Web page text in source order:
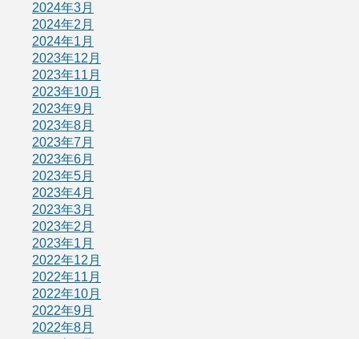
2024年3月
2024年2月
2024年1月
2023年12月
2023年11月
2023年10月
2023年9月
2023年8月
2023年7月
2023年6月
2023年5月
2023年4月
2023年3月
2023年2月
2023年1月
2022年12月
2022年11月
2022年10月
2022年9月
2022年8月